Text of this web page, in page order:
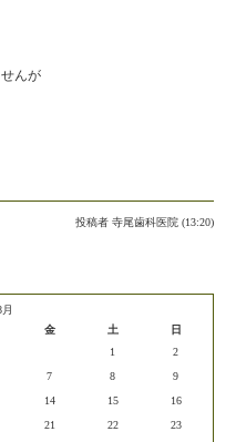
んが
投稿者 寺尾歯科医院 (13:20)
金 土
日
1
2
7 8
9
14 15
16
21 22
23